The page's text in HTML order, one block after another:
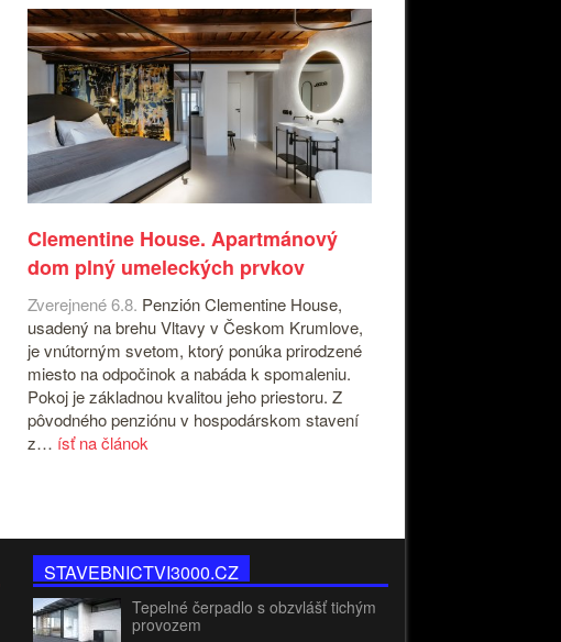
Clementine House. Apartmánový
dom plný umeleckých prvkov
Zverejnené 6.8. Penzión Clementine House,
usadený na brehu Vltavy v Českom Krumlove,
je vnútorným svetom, ktorý ponúka prirodzené
miesto na odpočinok a nabáda k spomaleniu.
Pokoj je základnou kvalitou jeho priestoru. Z
pôvodného penziónu v hospodárskom stavení
z… ísť na článok
STAVEBNICTVI3000.CZ
Tepelné čerpadlo s obzvlášť tichým
provozem